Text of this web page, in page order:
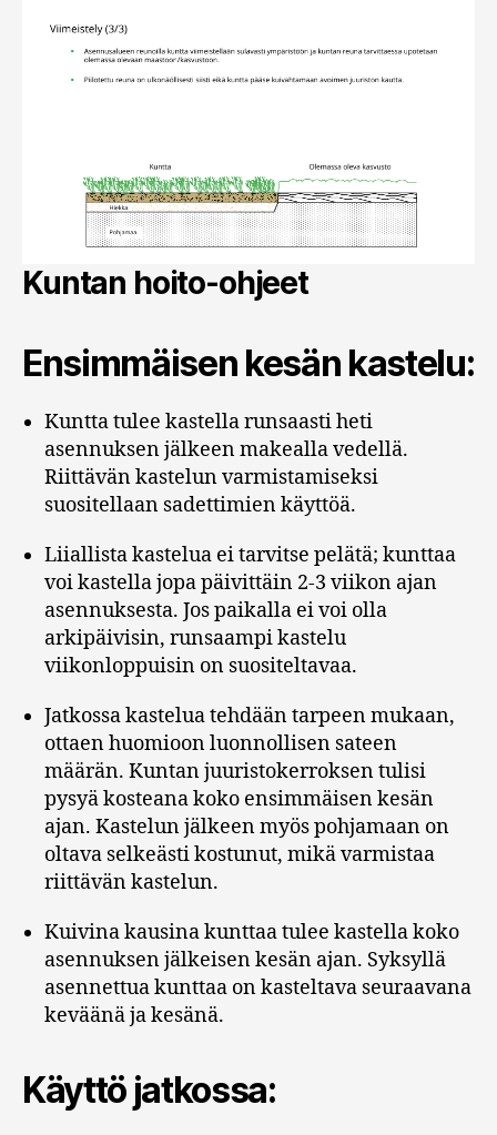
Kuntan hoito-ohjeet
Ensimmäisen kesän kastelu:
Kuntta tulee kastella runsaasti heti
asennuksen jälkeen makealla vedellä.
Riittävän kastelun varmistamiseksi
suositellaan sadettimien käyttöä.
Liiallista kastelua ei tarvitse pelätä; kunttaa
voi kastella jopa päivittäin 2-3 viikon ajan
asennuksesta. Jos paikalla ei voi olla
arkipäivisin, runsaampi kastelu
viikonloppuisin on suositeltavaa.
Jatkossa kastelua tehdään tarpeen mukaan,
ottaen huomioon luonnollisen sateen
määrän. Kuntan juuristokerroksen tulisi
pysyä kosteana koko ensimmäisen kesän
ajan. Kastelun jälkeen myös pohjamaan on
oltava selkeästi kostunut, mikä varmistaa
riittävän kastelun.
Kuivina kausina kunttaa tulee kastella koko
asennuksen jälkeisen kesän ajan. Syksyllä
asennettua kunttaa on kasteltava seuraavana
keväänä ja kesänä.
Käyttö jatkossa: